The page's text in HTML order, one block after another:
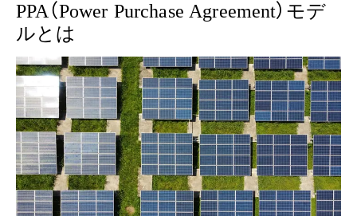
PPA（Power Purchase Agreement）モデ
ルとは